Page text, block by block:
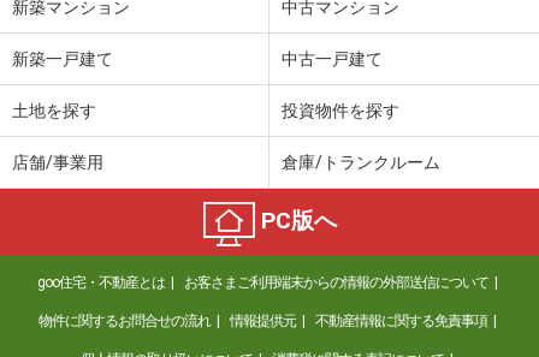
1.30万円
貸駐車場
鹿児島県鹿児島市下荒田１丁目
1.20万円
住 所
鹿児島県鹿児島市下荒田１丁目
物件種別 貸駐車場
使用面積
新築マンション 中古マンション
新築一戸建て 中古一戸建て
土地を探す 投資物件を探す
店舗/事業用 倉庫/トランクルーム
PC版へ
goo住宅・不動産とは お客さまご利用端末からの情報の外部送信について
物件に関するお問合せの流れ 情報提供元 不動産情報に関する免責事項